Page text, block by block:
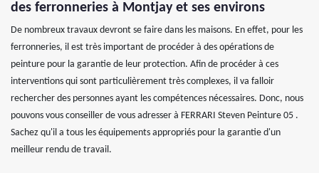
des ferronneries à Montjay et ses environs
De nombreux travaux devront se faire dans les maisons. En effet, pour les
ferronneries, il est très important de procéder à des opérations de
peinture pour la garantie de leur protection. Afin de procéder à ces
interventions qui sont particulièrement très complexes, il va falloir
rechercher des personnes ayant les compétences nécessaires. Donc, nous
pouvons vous conseiller de vous adresser à FERRARI Steven Peinture 05 .
Sachez qu'il a tous les équipements appropriés pour la garantie d'un
meilleur rendu de travail.